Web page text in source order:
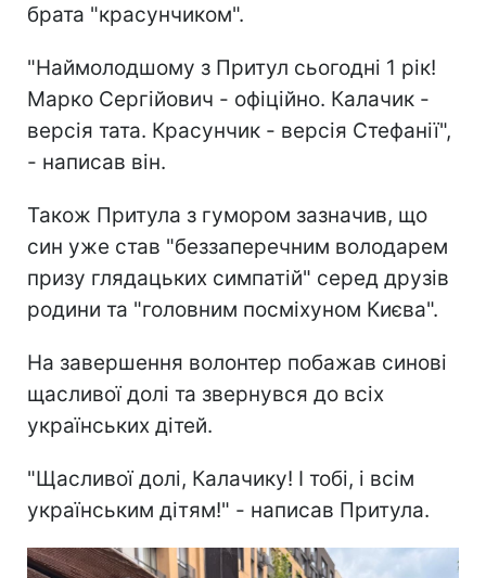
брата "красунчиком".
"Наймолодшому з Притул сьогодні 1 рік!
Марко Сергійович - офіційно. Калачик -
версія тата. Красунчик - версія Стефанії",
- написав він.
Також Притула з гумором зазначив, що
син уже став "беззаперечним володарем
призу глядацьких симпатій" серед друзів
родини та "головним посміхуном Києва".
На завершення волонтер побажав синові
щасливої долі та звернувся до всіх
українських дітей.
"Щасливої долі, Калачику! І тобі, і всім
українським дітям!" - написав Притула.